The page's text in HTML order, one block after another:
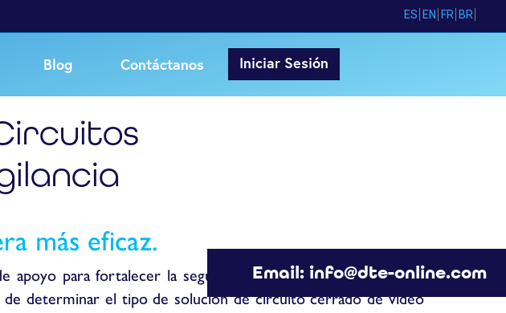
ES EN FR BR
Blog Contáctanos Iniciar Sesión
más eficaz.
apoyo para fortalecer la seguridad de sus instalaciones y por
de determinar el tipo de solución de circuito cerrado de video
Email: info@dte-online.com